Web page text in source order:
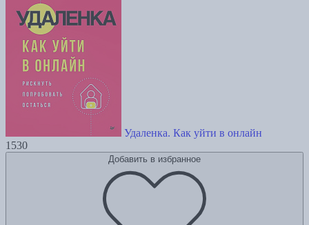
Удаленка. Как уйти в онлайн
1530
Добавить в избранное